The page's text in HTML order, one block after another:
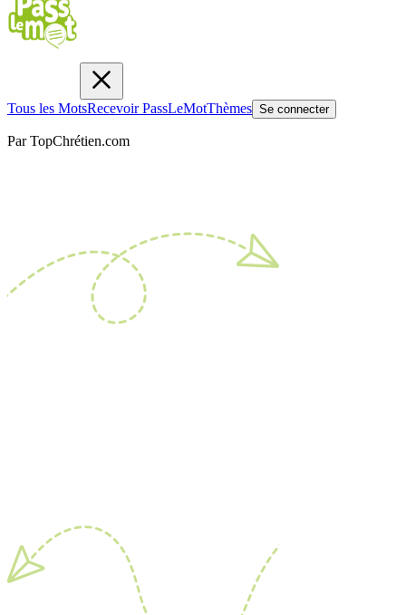
Tous les MotsRecevoir PassLeMotThèmes Se connecter
Par TopChrétien.com